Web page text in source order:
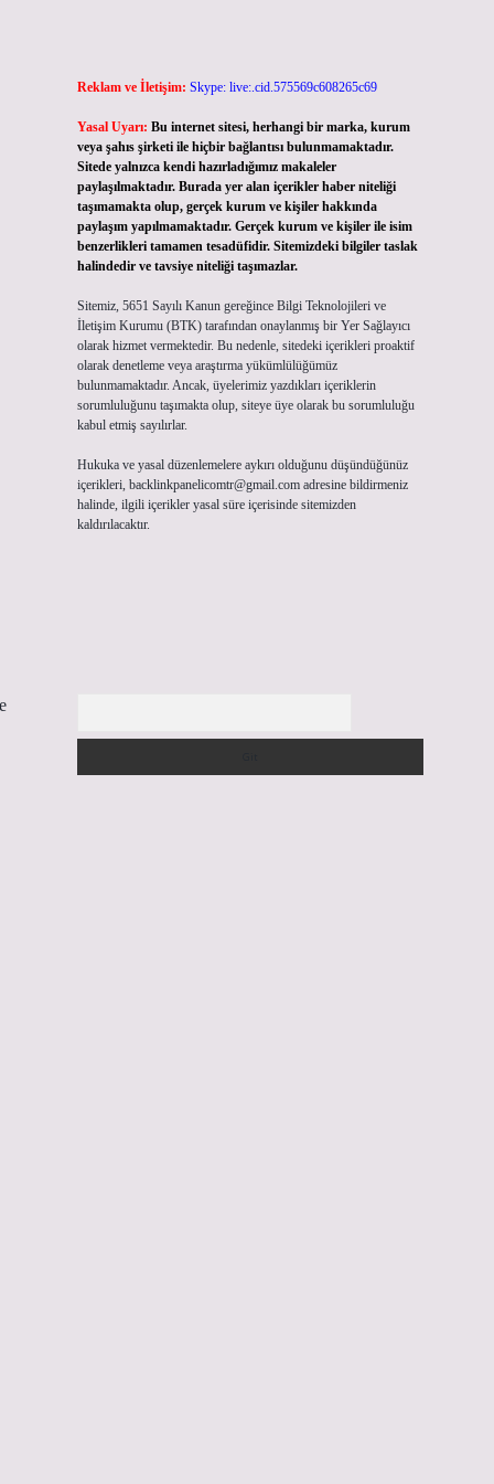
Reklam ve İletişim: Skype: live:.cid.575569c608265c69
Yasal Uyarı: Bu internet sitesi, herhangi bir marka, kurum
veya şahıs şirketi ile hiçbir bağlantısı bulunmamaktadır.
Sitede yalnızca kendi hazırladığımız makaleler
paylaşılmaktadır. Burada yer alan içerikler haber niteliği
taşımamakta olup, gerçek kurum ve kişiler hakkında
paylaşım yapılmamaktadır. Gerçek kurum ve kişiler ile isim
benzerlikleri tamamen tesadüfidir. Sitemizdeki bilgiler taslak
halindedir ve tavsiye niteliği taşımazlar.
Sitemiz, 5651 Sayılı Kanun gereğince Bilgi Teknolojileri ve
İletişim Kurumu (BTK) tarafından onaylanmış bir Yer Sağlayıcı
olarak hizmet vermektedir. Bu nedenle, sitedeki içerikleri proaktif
olarak denetleme veya araştırma yükümlülüğümüz
bulunmamaktadır. Ancak, üyelerimiz yazdıkları içeriklerin
sorumluluğunu taşımakta olup, siteye üye olarak bu sorumluluğu
kabul etmiş sayılırlar.
Hukuka ve yasal düzenlemelere aykırı olduğunu düşündüğünüz
içerikleri, backlinkpanelicomtr@gmail.comadresine bildirmeniz
halinde, ilgili içerikler yasal süre içerisinde sitemizden
kaldırılacaktır.